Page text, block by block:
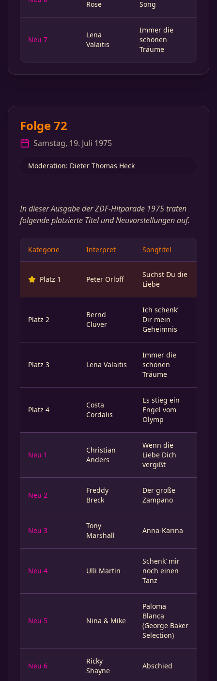
Rose
Song
Neu 7
Lena
Valaitis
Immer die
schönen
Träume
Folge 72
Samstag, 19. Juli 1975
Moderation: Dieter Thomas Heck
In dieser Ausgabe der ZDF-Hitparade 1975 traten
folgende platzierte Titel und Neuvorstellungen auf.
Kategorie Interpret Songtitel
Platz 1 Peter Orloff
Suchst Du die
Liebe
Platz 2
Bernd
Clüver
Ich schenk’
Dir mein
Geheimnis
Platz 3 Lena Valaitis
Immer die
schönen
Träume
Platz 4
Costa
Cordalis
Es stieg ein
Engel vom
Olymp
Neu 1
Christian
Anders
Wenn die
Liebe Dich
vergißt
Neu 2
Freddy
Breck
Der große
Zampano
Neu 3
Tony
Marshall
Anna-Karina
Neu 4 Ulli Martin
Schenk’ mir
noch einen
Tanz
Neu 5 Nina & Mike
Paloma
Blanca
(George Baker
Selection)
Neu 6
Ricky
Shayne
Abschied